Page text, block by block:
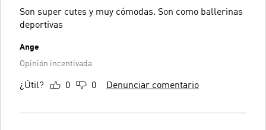
Son super cutes y muy cómodas. Son como ballerinas
deportivas
Ange
Opinión incentivada
¿Útil? 0 0 Denunciar comentario